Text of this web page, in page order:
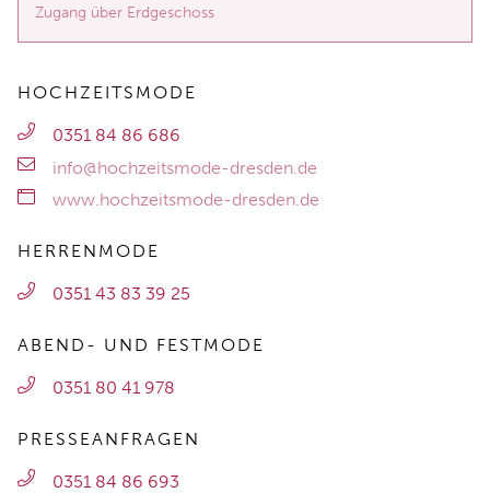
Zugang über Erdgeschoss
HOCHZEITSMODE
0351 84 86 686
info@hochzeitsmode-dresden.de
www.hochzeitsmode-dresden.de
HERRENMODE
0351 43 83 39 25
ABEND- UND FESTMODE
0351 80 41 978
PRESSEANFRAGEN
0351 84 86 693